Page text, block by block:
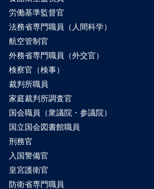
労働基準監督官
法務省専門職員（人間科学）
航空管制官
外務省専門職員（外交官）
検察官（検事）
裁判所職員
家庭裁判所調査官
国会職員（衆議院・参議院）
国立国会図書館職員
刑務官
入国警備官
皇宮護衛官
防衛省専門職員